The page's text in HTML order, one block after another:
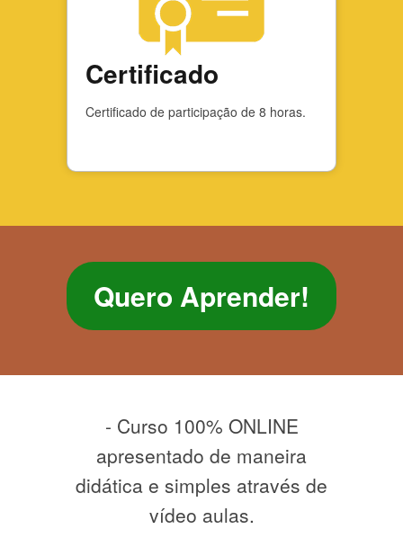
Certificado
Certificado de participação de 8 horas.
Quero Aprender!
- Curso 100% ONLINE
apresentado de maneira
didática e simples através de
vídeo aulas.